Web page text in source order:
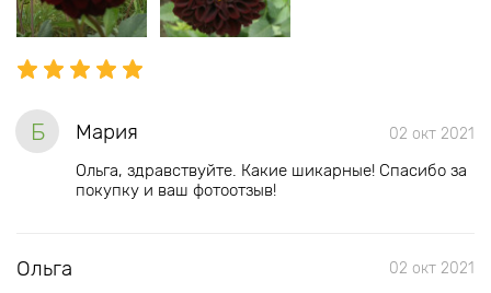
Б Мария 02 окт 2021
Ольга, здравствуйте. Какие шикарные! Спасибо за
покупку и ваш фотоотзыв!
Ольга 02 окт 2021